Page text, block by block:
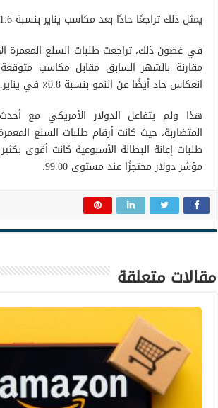
يمثل ذلك تراجعًا حادًا بعد مكاسب يناير بنسبة 1.6٪.
انعكاس حاد أيضًا عن النمو بنسبة 0.8٪ في يناير.
هذا ولم يتفاعل الدولار الأمريكي مع أحدث
المتضاربة، حيث كانت أرقام طلبات السلع
طلبات إعانة البطالة الأسبوعية كانت أقوى
مؤشر دولار محتجزًا عند مستوى 99.00.
مقالات متعلقة